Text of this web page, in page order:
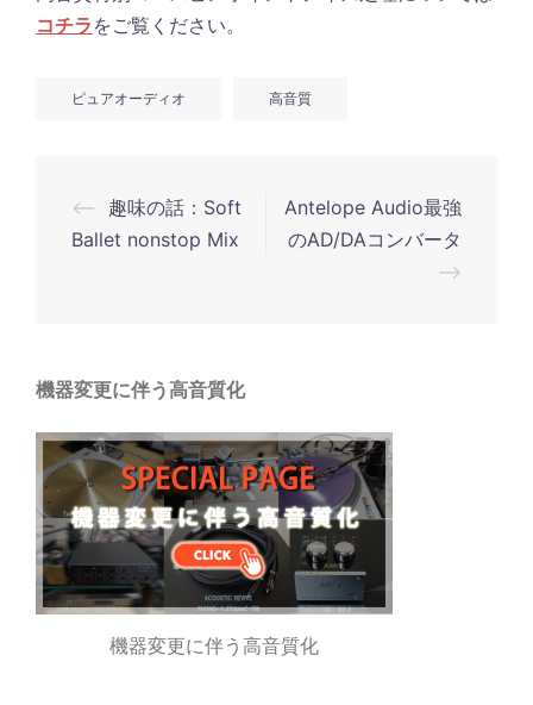
コチラ をご覧ください。
ピュアオーディオ 高音質
投
稿
ー
シ
ョ
ン
⟵
趣味の話：Soft
Ballet nonstop Mix
Antelope Audio最強
のAD/DAコンバータ
⟶
機器変更に伴う高音質化
機器変更に伴う高音質化